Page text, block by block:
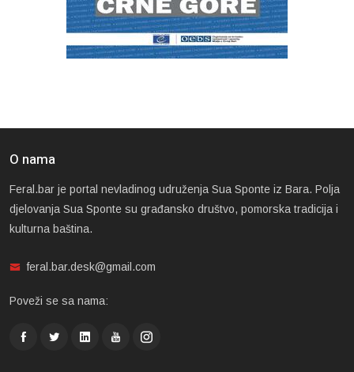
O nama
Feral.bar je portal nevladinog udruženja Sua Sponte iz Bara. Polja
djelovanja Sua Sponte su građansko društvo, pomorska tradicija i
kulturna baština.
feral.bar.desk@gmail.com
Poveži se sa nama: